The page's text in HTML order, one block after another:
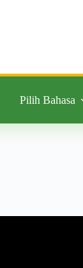
Pilih Bahasa